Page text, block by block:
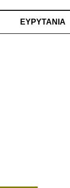
ΕΥΡΥΤΑΝΙΑ